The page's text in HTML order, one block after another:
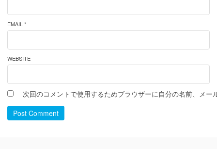
EMAIL *
WEBSITE
次回のコメントで使用するためブラウザーに自分の名前、メー
Post Comment